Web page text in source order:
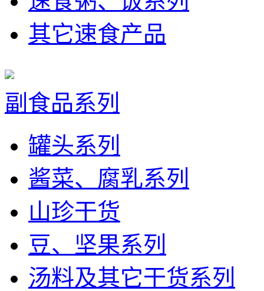
其它速食产品
副食品系列
罐头系列
酱菜、腐乳系列
山珍干货
豆、坚果系列
汤料及其它干货系列